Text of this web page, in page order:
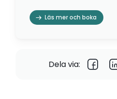
Läs mer och boka
Dela via: